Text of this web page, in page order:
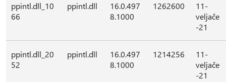
ppintl.dll_10
66
ppintl.dll
16.0.497
8.1000
1262600
11-
veljače
-21
ppintl.dll_20
52
ppintl.dll
16.0.497
8.1000
1214256
11-
veljače
-21